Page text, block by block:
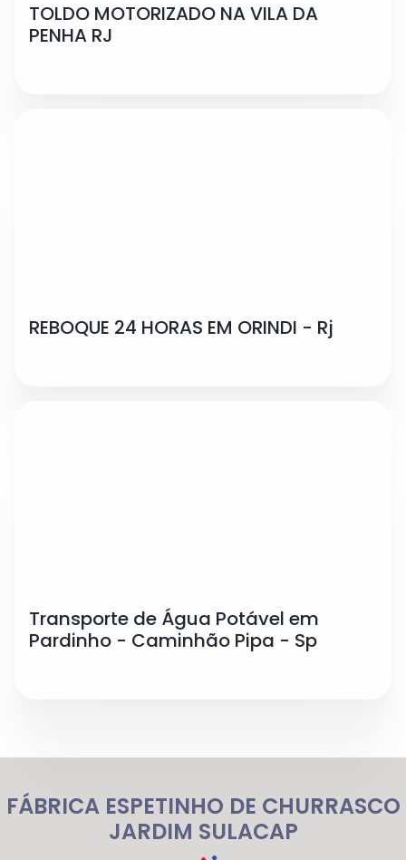
TOLDO MOTORIZADO NA VILA DA
PENHA RJ
REBOQUE 24 HORAS EM ORINDI - Rj
Transporte de Água Potável em
Pardinho - Caminhão Pipa - Sp
FÁBRICA ESPETINHO DE CHURRASCO
JARDIM SULACAP